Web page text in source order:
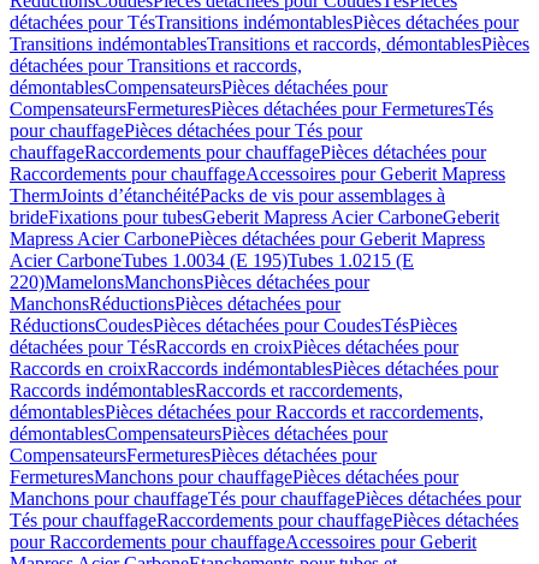
détachées pour TésTransitions indémontablesPièces détachées pour
Transitions indémontablesTransitions et raccords, démontablesPièces
détachées pour Transitions et raccords,
démontablesCompensateursPièces détachées pour
CompensateursFermeturesPièces détachées pour FermeturesTés
pour chauffagePièces détachées pour Tés pour
chauffageRaccordements pour chauffagePièces détachées pour
Raccordements pour chauffageAccessoires pour Geberit Mapress
ThermJoints d’étanchéitéPacks de vis pour assemblages à
brideFixations pour tubesGeberit Mapress Acier CarboneGeberit
Mapress Acier CarbonePièces détachées pour Geberit Mapress
Acier CarboneTubes 1.0034 (E 195)Tubes 1.0215 (E
220)MamelonsManchonsPièces détachées pour
ManchonsRéductionsPièces détachées pour
RéductionsCoudesPièces détachées pour CoudesTésPièces
détachées pour TésRaccords en croixPièces détachées pour
Raccords en croixRaccords indémontablesPièces détachées pour
Raccords indémontablesRaccords et raccordements,
démontablesPièces détachées pour Raccords et raccordements,
démontablesCompensateursPièces détachées pour
CompensateursFermeturesPièces détachées pour
FermeturesManchons pour chauffagePièces détachées pour
Manchons pour chauffageTés pour chauffagePièces détachées pour
Tés pour chauffageRaccordements pour chauffagePièces détachées
pour Raccordements pour chauffageAccessoires pour Geberit